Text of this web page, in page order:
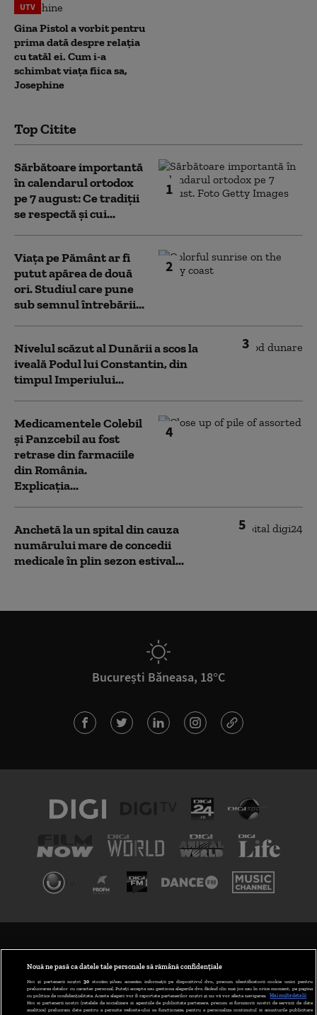
UTV
Gina Pistol a vorbit pentru
prima dată despre relația
cu tatăl ei. Cum i-a
schimbat viața fiica sa,
Josephine
Top Citite
1
Sărbătoare importantă
în calendarul ortodox
pe 7 august: Ce tradiții
se respectă și cui...
2
Viața pe Pământ ar fi
putut apărea de două
ori. Studiul care pune
sub semnul întrebării...
3
Nivelul scăzut al Dunării a scos la
iveală Podul lui Constantin, din
timpul Imperiului...
4
Medicamentele Colebil
și Panzcebil au fost
retrase din farmaciile
din România.
Explicația...
5
Anchetă la un spital din cauza
numărului mare de concedii
medicale în plin sezon estival...
București Băneasa, 18°C
ABONARE DIGI TV
Nouă ne pasă ca datele tale personale să rămână confidențiale
Noi și partenerii noștri 30stocăm și/sau accesăm informații pe dispozitivul dvs., precum identificatorii cookie unici pentru
prelucrarea datelor cu caracter personal. Puteți accepta sau gestiona alegerile dvs. făcând clic mai jos sau în orice moment, pe pagina
cu politica de confidențialitate. Aceste alegeri vor fi raportate partenerilor noștri și nu vă vor afecta navigarea.
Mai multe detalii
Noi si partenerii nostri (retelele de socializare si agentiile de publicitate partenere, precum si furnizorii nostri de servicii de date
analitice) prelucram date pentru a permite website-ului sa functioneze, pentru a personaliza continutul si anunturile publicitare